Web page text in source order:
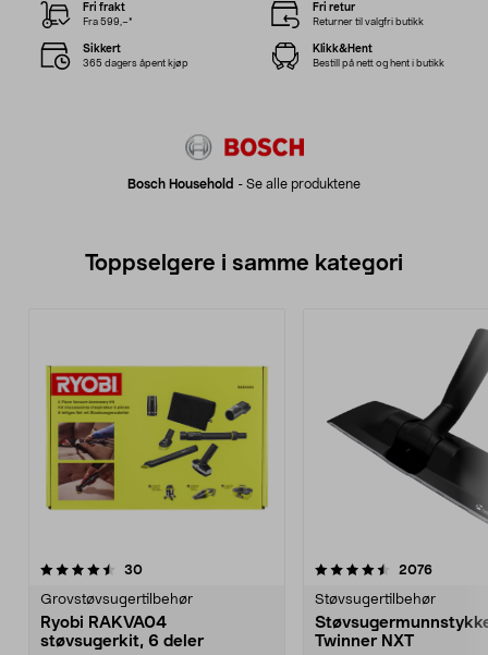
Bosch Household - Se alle produktene
Fri frakt
Fra 599,–*
Fri retur
Returner til valgfri butikk
Sikkert
365 dagers åpent kjøp
Klikk&Hent
Bestill på nett og hent i butikk
Toppselgere i samme kategori
30anmeldelser
Grovstøvsugertilbehør
Ryobi RAKVA04
støvsugerkit, 6 deler
4.5 av 5 stjerner 2076
Støvsugertilbehør
Twinner NXT
4.0 av 5 stjerner